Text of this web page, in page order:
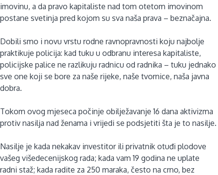
imovinu, a da pravo kapitaliste nad tom otetom imovinom
postane svetinja pred kojom su sva naša prava – beznačajna.
Dobili smo i novu vrstu rodne ravnopravnosti koju najbolje
praktikuje policija: kad tuku u odbranu interesa kapitaliste,
policijske palice ne razlikuju radnicu od radnika – tuku jednako
sve one koji se bore za naše rijeke, naše tvornice, naša javna
dobra.
Tokom ovog mjeseca počinje obilježavanje 16 dana aktivizma
protiv nasilja nad ženama i vrijedi se podsjetiti šta je to nasilje.
Nasilje je kada nekakav investitor ili privatnik otuđi plodove
vašeg višedecenijskog rada; kada vam 19 godina ne uplate
radni staž; kada radite za 250 maraka, često na crno, bez